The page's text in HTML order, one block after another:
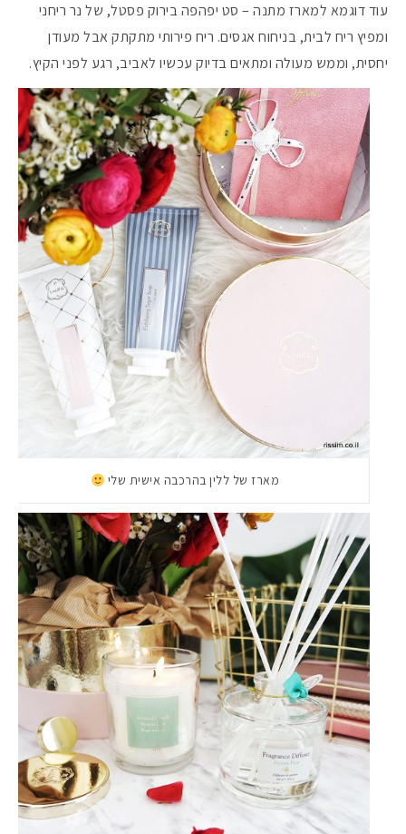
עוד דוגמא למארז מתנה – סט יפהפה בירוק פסטל, של נר ריחני
ומפיץ ריח לבית, בניחוח אגסים. ריח פירותי מתקתק אבל מעודן
יחסית, וממש מעולה ומתאים בדיוק עכשיו לאביב, רגע לפני הקיץ.
מארז של ללין בהרכבה אישית שלי